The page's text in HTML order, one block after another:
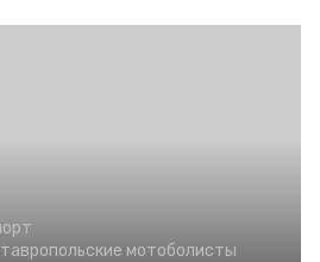
мотоболисты